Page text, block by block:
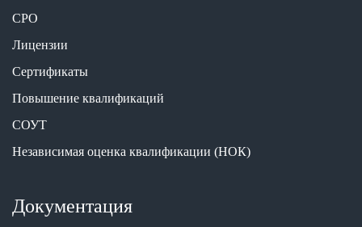
СРО
Лицензии
Сертификаты
Повышение квалификаций
СОУТ
Независимая оценка квалификации (НОК)
Документация